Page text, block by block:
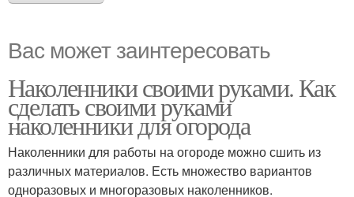
Вас может заинтересовать
Наколенники своими руками. Как
сделать своими руками
наколенники для огорода
Наколенники для работы на огороде можно сшить из
различных материалов. Есть множество вариантов
одноразовых и многоразовых наколенников.